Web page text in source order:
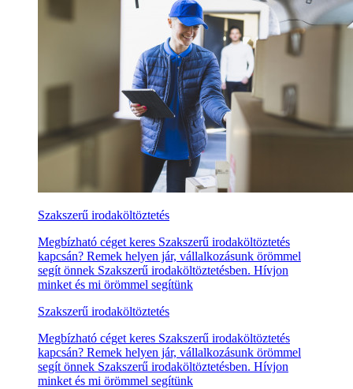
Szakszerű irodaköltöztetés
Megbízható céget keres Szakszerű irodaköltöztetés
kapcsán? Remek helyen jár, vállalkozásunk örömmel
segít önnek Szakszerű irodaköltöztetésben. Hívjon
minket és mi örömmel segítünk
Szakszerű irodaköltöztetés
Megbízható céget keres Szakszerű irodaköltöztetés
kapcsán? Remek helyen jár, vállalkozásunk örömmel
segít önnek Szakszerű irodaköltöztetésben. Hívjon
minket és mi örömmel segítünk